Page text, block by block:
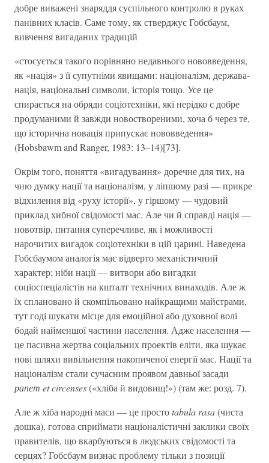
добре виважені знаряддя суспільного контролю в руках
панівних класів. Саме тому, як стверджує Гобсбаум,
вивчення вигаданих традицій
«стосується такого порівняно недавнього нововведення,
як «нація» з її супутніми явищами: націоналізм, держава-
нація, національні символи, історія тощо. Усе це
спирається на обряди соціотехніки, які нерідко є добре
продуманими й завжди новоствореними, хоча б через те,
що історична новація припускає нововведення»
(Hobsbawm and Ranger, 1983: 13–14)[73].
Окрім того, поняття «вигадування» доречне для тих, на
чию думку нації та націоналізм, у ліпшому разі — прикре
відхилення від «руху історії», у гіршому — чудовий
приклад хибної свідомості мас. Але чи й справді нація —
новотвір, питання суперечливе, як і можливості
нарочитих вигадок соціотехніки в цій царині. Наведена
Гобсбаумом аналогія має відверто механістичний
характер; ніби нації — витвори або вигадки
соціоспеціалістів на кшталт технічних винаходів. Але ж
їх сплановано й скомпільовано найкращими майстрами,
тут годі шукати місце для емоційної або духовної волі
бодай найменшої частини населення. Адже населення —
це пасивна жертва соціальних проектів еліти, яка шукає
нові шляхи вивільнення накопиченої енергії мас. Нації та
націоналізм стали сучасним проявом давньої засади
рапет et circenses(«хліба й видовищ!») (там же: розд. 7).
Але ж хіба народні маси — це простоtabula rasa(чиста
дошка), готова сприймати націоналістичні заклики своїх
правителів, що вкарбуються в людських свідомості та
серцях? Гобсбаум визнає проблему тільки з позиції